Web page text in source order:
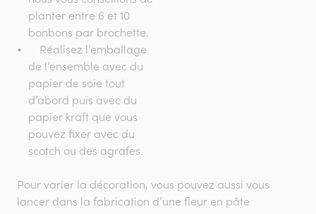
planter entre 6 et 10
bonbons par brochette.
Réalisez l’emballage
de l’ensemble avec du
papier de soie tout
d’abord puis avec du
papier kraft que vous
pouvez fixer avec du
scotch ou des agrafes.
Pour varier la décoration, vous pouvez aussi vous
lancer dans la fabrication d’une fleur en pâte